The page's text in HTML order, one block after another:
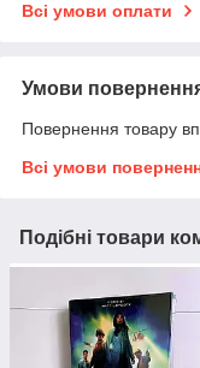
Всі умови оплати
Умови
Повернення товару
Всі умови
Подібні товари